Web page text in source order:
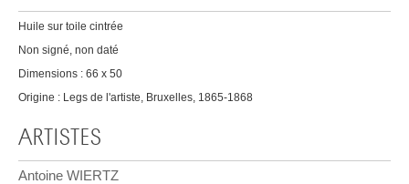
Huile sur toile cintrée
Non signé, non daté
Dimensions : 66 x 50
Origine : Legs de l'artiste, Bruxelles, 1865-1868
ARTISTES
Antoine WIERTZ